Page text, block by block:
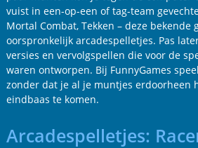
vuist in een-op-een of tag-team
Mortal Combat, Tekken – deze bekende
oorspronkelijk arcadespelletjes. Pas
versies en vervolgspellen die voor de
waren ontworpen. Bij FunnyGames
zonder dat je al je muntjes erdoorheen
eindbaas te komen.
Arcadespelletjes: